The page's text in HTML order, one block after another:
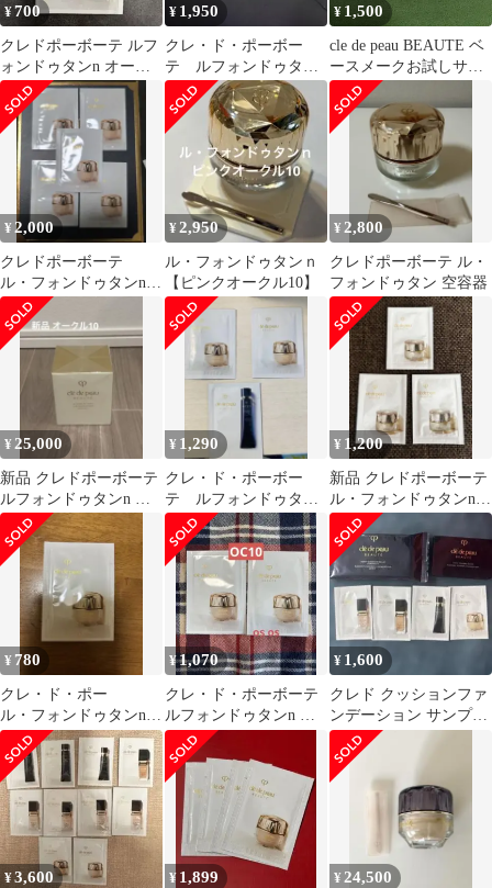
¥700
クレドポーボーテ ルフ
ォンドゥタンn オーク
ル10 サンプル
¥ 1,950
クレ・ド・ポーボー
テ ルフォンドゥタンn
2枚
¥ 1,500
cle de peau BEAUTE ベ
ースメークお試しサン
プルセット
¥ 2,000
クレドポーボーテ
ル・フォンドゥタンn
オークル10 サンプル
５包
¥2,950
ル・フォンドゥタンｎ
【ピンクオークル10】
¥ 2,800
クレドポーボーテ ル・
フォンドゥタン 空容器
¥ 25,000
新品 クレドポーボーテ
ルフォンドゥタンn オ
ークル10
¥ 1,290
クレ・ド・ポーボー
テ ルフォンドゥタンn
102 2個 下地
¥ 1,200
新品 クレドポーボーテ
ル・フォンドゥタンn
オークル10 サンプル 3
枚
¥ 780
クレ・ド・ポー
ル・フォンドゥタンn
ファンデーション サ
ンプル オークル10
¥1,070
クレ・ド・ポーボーテ
ルフォンドゥタンn オ
ークル10 ✖️2枚
¥ 1,600
クレド クッションファ
ンデーション サンプル
セット
¥3,600 ¥ 1,899 ¥ 24,500